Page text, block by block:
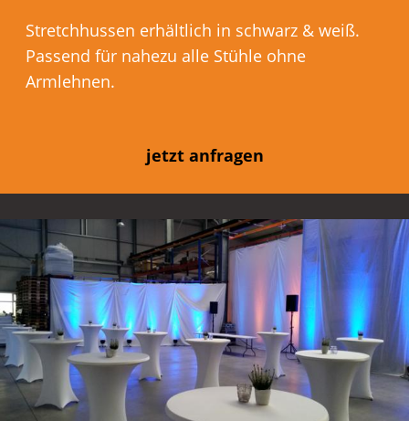
Stretchhussen erhältlich in schwarz & weiß.
Passend für nahezu alle Stühle ohne
Armlehnen.
jetzt anfragen